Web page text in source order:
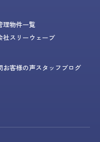
理物件一覧
社スリーウェーブ
お客様の声スタッフブログ